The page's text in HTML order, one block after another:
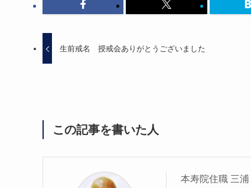
生前戒名 授戒会ありがとうございました
この記事を書いた人
本寿院住職 三